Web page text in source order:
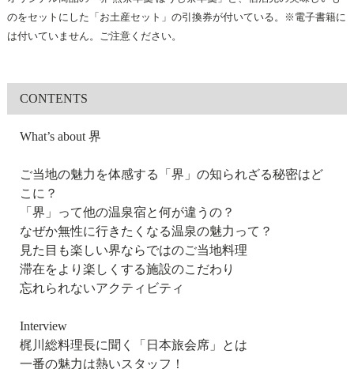
のをセットにした「お土産セット」の引換券が付いている。※電子書籍に
は付いていません。ご注意ください。
CONTENTS
What’s about 界
ご当地の魅力を体感する「界」の知られざる秘密はど
こに？
「界」って他の温泉宿と何が違うの？
なぜか無性に行きたくなる温泉の魅力って？
見た目も楽しい界ならではのご当地料理
滞在をより楽しくする施設のこだわり
忘れられないアクティビティ
Interview
梶川総料理長に聞く「日本旅会席」とは
一番の魅力は熱いスタッフ！